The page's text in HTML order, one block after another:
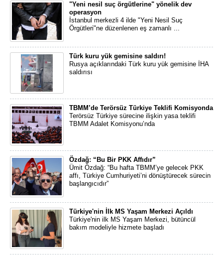
"Yeni nesil suç örgütlerine" yönelik dev
operasyon
İstanbul merkezli 4 ilde "Yeni Nesil Suç
Örgütleri"ne düzenlenen eş zamanlı ...
Türk kuru yük gemisine saldırı!
Rusya açıklarındaki Türk kuru yük gemisine İHA
saldırısı
TBMM’de Terörsüz Türkiye Teklifi Komisyonda
Terörsüz Türkiye sürecine ilişkin yasa teklifi
TBMM Adalet Komisyonu’nda
Özdağ: “Bu Bir PKK Affıdır”
Ümit Özdağ: “Bu hafta TBMM’ye gelecek PKK
affı, Türkiye Cumhuriyeti’ni dönüştürecek sürecin
başlangıcıdır”
Türkiye'nin İlk MS Yaşam Merkezi Açıldı
Türkiye'nin ilk MS Yaşam Merkezi, bütüncül
bakım modeliyle hizmete başladı